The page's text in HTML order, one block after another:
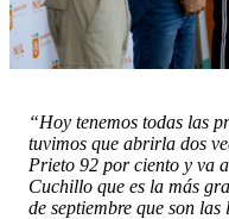
“Hoy tenemos todas las
tuvimos que abrirla dos
Prieto 92 por ciento y va
Cuchillo que es la más
de septiembre que son